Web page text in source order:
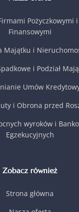
Pożyczkowymi
Finansowymi
Majątku i
i Podział
Umów
i Obrona przed
wyroków i
Egzekucyjnych
Zobacz również
Strona główna